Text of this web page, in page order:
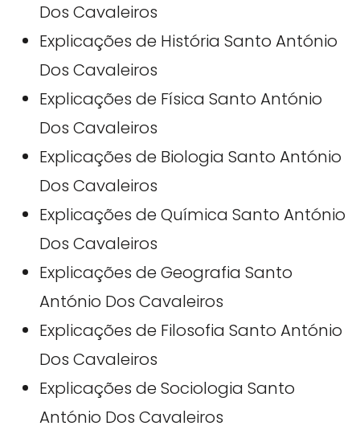
Dos Cavaleiros
Explicações de História Santo António
Dos Cavaleiros
Explicações de Física Santo António
Dos Cavaleiros
Explicações de Biologia Santo António
Dos Cavaleiros
Explicações de Química Santo António
Dos Cavaleiros
Explicações de Geografia Santo
António Dos Cavaleiros
Explicações de Filosofia Santo António
Dos Cavaleiros
Explicações de Sociologia Santo
António Dos Cavaleiros